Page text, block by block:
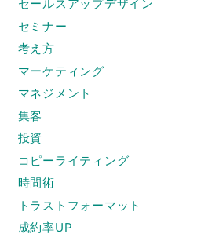
セールスアップデザイン
セミナー
考え方
マーケティング
マネジメント
集客
投資
コピーライティング
時間術
トラストフォーマット
成約率UP